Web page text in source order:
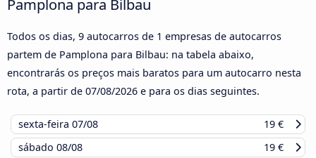
Pamplona para Bilbau
Todos os dias, 9 autocarros de 1 empresas de autocarros
partem de Pamplona para Bilbau: na tabela abaixo,
encontrarás os preços mais baratos para um autocarro nesta
rota, a partir de 07/08/2026 e para os dias seguintes.
sexta-feira 07/08
19 €
sábado 08/08
19 €